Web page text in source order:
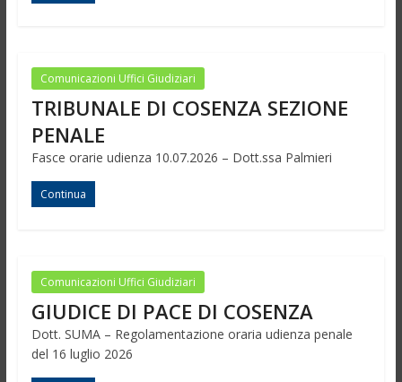
Comunicazioni Uffici Giudiziari
TRIBUNALE DI COSENZA SEZIONE
PENALE
Fasce orarie udienza 10.07.2026 – Dott.ssa Palmieri
Continua
Comunicazioni Uffici Giudiziari
GIUDICE DI PACE DI COSENZA
Dott. SUMA – Regolamentazione oraria udienza penale
del 16 luglio 2026